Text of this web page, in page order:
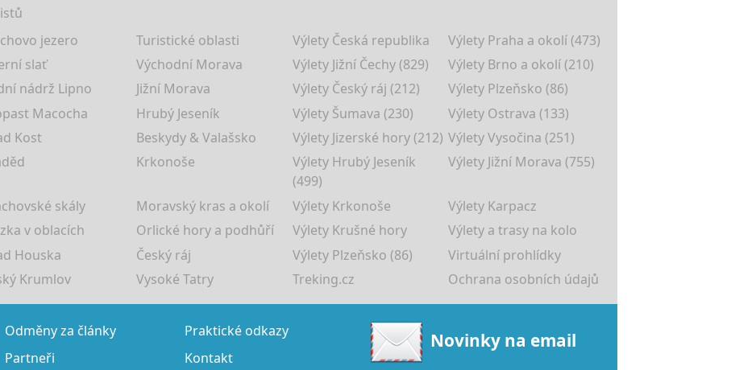
jezero Turistické oblasti Výlety Česká republika
Výlety Praha a okolí (473)
slať Východní Morava Výlety Jižní Čechy (829)
Výlety Brno a okolí (210)
nádrž Lipno Jižní Morava Výlety Český ráj (212)
Výlety Plzeňsko (86)
Macocha Hrubý Jeseník Výlety Šumava (230)
Výlety Ostrava (133)
Kost Beskydy & Valašsko Výlety Jizerské hory (212) Výlety Vysočina (251)
Krkonoše
Výlety Hrubý Jeseník
(499)
Výlety Jižní Morava (755)
skály Moravský kras a okolí Výlety Krkonoše
Výlety Karpacz
v oblacích Orlické hory a podhůří Výlety Krušné hory
Výlety a trasy na kolo
Houska Český ráj Výlety Plzeňsko (86)
Virtuální prohlídky
Krumlov Vysoké Tatry Treking.cz Ochrana osobních údajů
Odměny za články
Praktické odkazy
Partneři Kontakt
Novinky na email